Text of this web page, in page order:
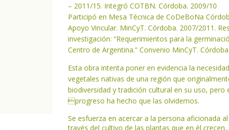
– 2011/15. Integró COTBN. Córdoba. 2009/10
Participó en Mesa Técnica de CoDeBoNa
Apoyo Vincular. MinCyT. Córdoba. 2007/2011.
investigación: “Requerimientos para la
Centro de Argentina.” Convenio MinCyT.
Esta obra intenta poner en evidencia la
vegetales nativas de una región que
biodiversidad y tradición cultural en su uso, pero
progreso ha hecho que las olvidemos.
Se esfuerza en acercar a la persona aficionada
través del cultivo de las plantas que en él